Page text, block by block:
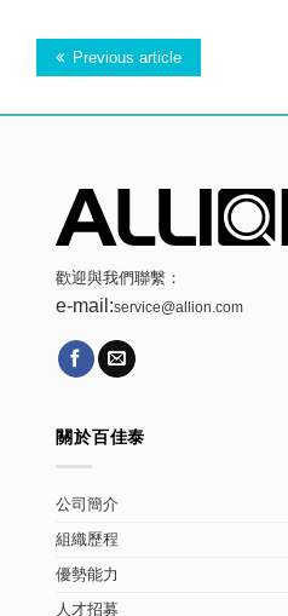
Previous article
歡迎與我們聯繫：
e-mail:service@allion.com
關於百佳泰
公司簡介
組織歷程
優勢能力
人才招募